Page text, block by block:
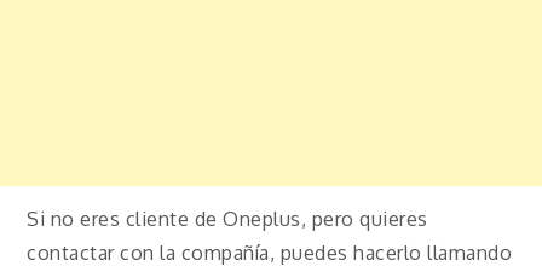
Si no eres cliente de Oneplus, pero quieres
contactar con la compañía, puedes hacerlo llamando